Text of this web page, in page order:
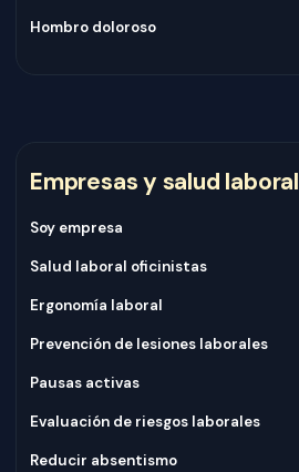
Hombro doloroso
Empresas y salud laboral
Soy empresa
Salud laboral oficinistas
Ergonomía laboral
Prevención de lesiones laborales
Pausas activas
Evaluación de riesgos laborales
Reducir absentismo